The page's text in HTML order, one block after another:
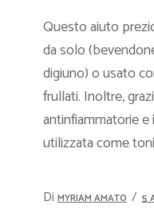
Questo aiuto
da solo
digiuno) o usato
frullati. Inoltre,
antinfiammatorie
utilizzata come
Di MYRIAM AMATO 5